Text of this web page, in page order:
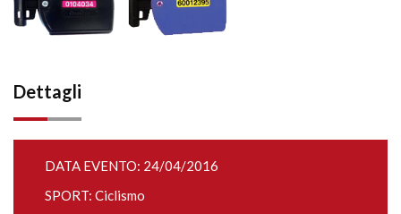
Dettagli
DATA EVENTO: 24/04/2016
SPORT: Ciclismo